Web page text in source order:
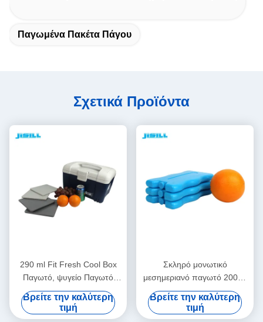
Παγωμένα Πακέτα Πάγου
Σχετικά Προϊόντα
290 ml Fit Fresh Cool Box
Παγωτό, ψυγείο Παγωτό
19*19*1cm Μέγεθος Για
τρόφιμα Παγωμένα
Βρείτε την καλύτερη
τιμή
Σκληρό μονωτικό
μεσημεριανό παγωτό 200ml
Pcm Gel Τρόφιμα
διατηρούνται φρέσκα
16.5*10*2cm Μέγεθος Για
Βρείτε την καλύτερη
τιμή